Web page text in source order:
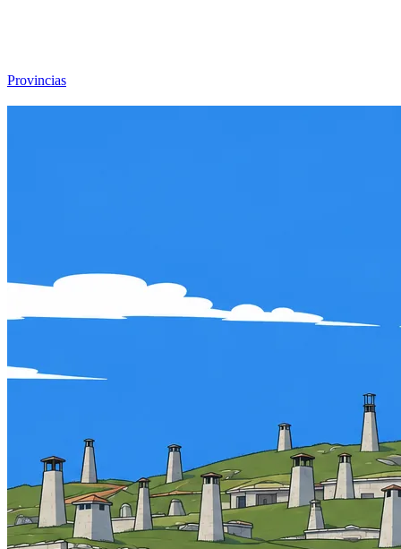
Provincias